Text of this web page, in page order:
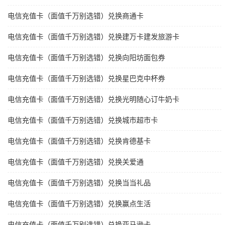
电信充值卡（面值千万别选错）兑换商通卡
电信充值卡（面值千万别选错）兑换建万卡建发旅游卡
电信充值卡（面值千万别选错）兑换向阳坊面包券
电信充值卡（面值千万别选错）兑换星巴克中杯券
电信充值卡（面值千万别选错）兑换光明随心订牛奶卡
电信充值卡（面值千万别选错）兑换城市超市卡
电信充值卡（面值千万别选错）兑换肯德基卡
电信充值卡（面值千万别选错）兑换关爱通
电信充值卡（面值千万别选错）兑换当当礼品
电信充值卡（面值千万别选错）兑换赢点生活